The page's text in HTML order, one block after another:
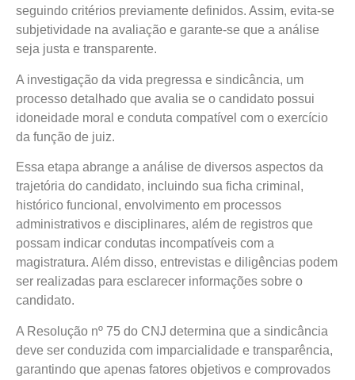
seguindo critérios previamente definidos. Assim, evita-se
subjetividade na avaliação e garante-se que a análise
seja justa e transparente.
A investigação da vida pregressa e sindicância, um
processo detalhado que avalia se o candidato possui
idoneidade moral e conduta compatível com o exercício
da função de juiz.
Essa etapa abrange a análise de diversos aspectos da
trajetória do candidato, incluindo sua ficha criminal,
histórico funcional, envolvimento em processos
administrativos e disciplinares, além de registros que
possam indicar condutas incompatíveis com a
magistratura. Além disso, entrevistas e diligências podem
ser realizadas para esclarecer informações sobre o
candidato.
A Resolução nº 75 do CNJ determina que a sindicância
deve ser conduzida com imparcialidade e transparência,
garantindo que apenas fatores objetivos e comprovados